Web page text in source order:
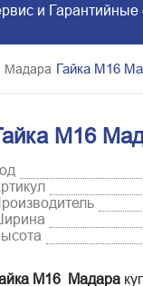
и Гарантийные
Мадара Гайка М16
М16
М16 Мадара